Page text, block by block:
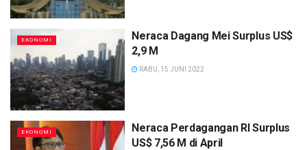
EKONOMI
Neraca Dagang Mei Surplus US$
2,9 M
RABU, 15 JUNI 2022
EKONOMI
Neraca Perdagangan RI Surplus
US$ 7,56 M di April